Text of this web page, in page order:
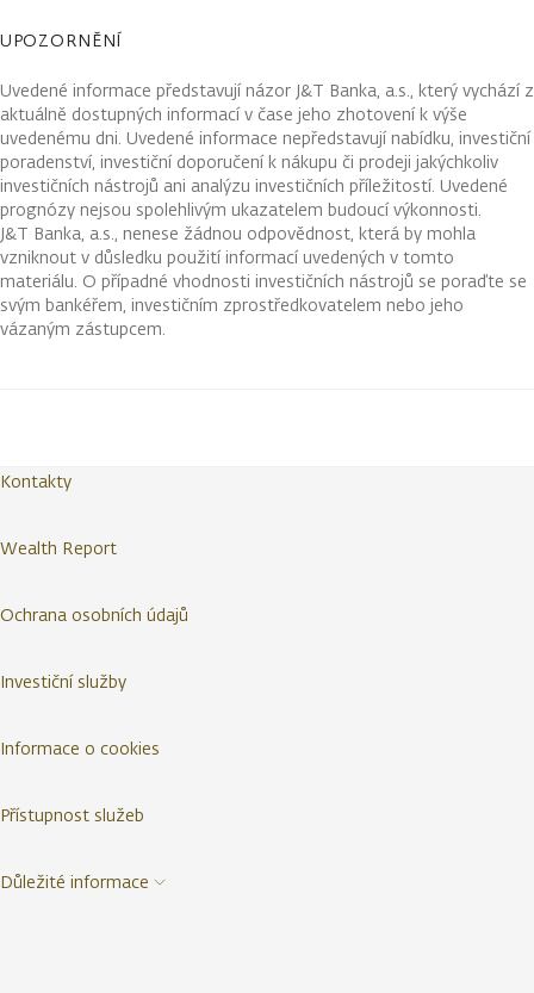
UPOZORNĚNÍ
Uvedené informace představují názor J&T Banka, a.s., který vychází z
aktuálně dostupných informací v čase jeho zhotovení k výše
uvedenému dni. Uvedené informace nepředstavují nabídku, investiční
poradenství, investiční doporučení k nákupu či prodeji jakýchkoliv
investičních nástrojů ani analýzu investičních příležitostí. Uvedené
prognózy nejsou spolehlivým ukazatelem budoucí výkonnosti.
J&T Banka, a.s., nenese žádnou odpovědnost, která by mohla
vzniknout v důsledku použití informací uvedených v tomto
materiálu. O případné vhodnosti investičních nástrojů se poraďte se
svým bankéřem, investičním zprostředkovatelem nebo jeho
vázaným zástupcem.
Kontakty
Wealth Report
Ochrana osobních údajů
Investiční služby
Informace o cookies
Přístupnost služeb
Důležité informace